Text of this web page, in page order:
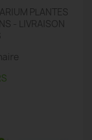
PLANTES
- LIVRAISON